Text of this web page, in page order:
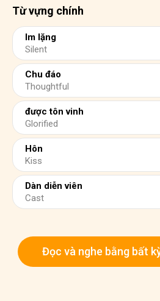
Từ vựng chính
Im lặng
Silent
Chu đáo
Thoughtful
được tôn vinh
Glorified
Hôn
Kiss
Dàn diễn viên
Cast
Đọc và nghe bằng bất